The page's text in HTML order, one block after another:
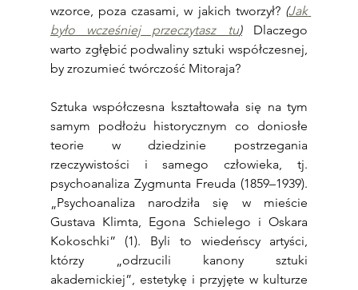
wzorce, poza czasami, w jakich tworzył? (Jak
było wcześniej przeczytasz tu) Dlaczego
warto zgłębić podwaliny sztuki współczesnej,
by zrozumieć twórczość Mitoraja?
Sztuka współczesna kształtowała się na tym
samym podłożu historycznym co doniosłe
teorie w dziedzinie postrzegania
rzeczywistości i samego człowieka, tj.
psychoanaliza Zygmunta Freuda (1859–1939).
„Psychoanaliza narodziła się w mieście
Gustava Klimta, Egona Schielego i Oskara
Kokoschki” (1). Byli to wiedeńscy artyści,
którzy „odrzucili kanony sztuki
akademickiej”, estetykę i przyjęte w kulturze